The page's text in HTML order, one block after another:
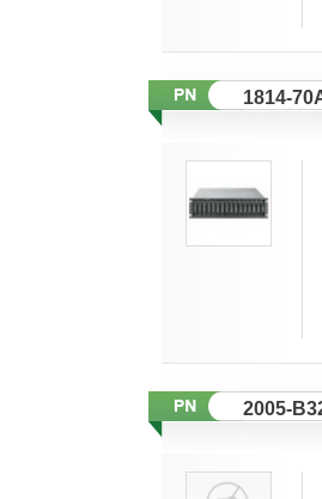
1814-
2005-